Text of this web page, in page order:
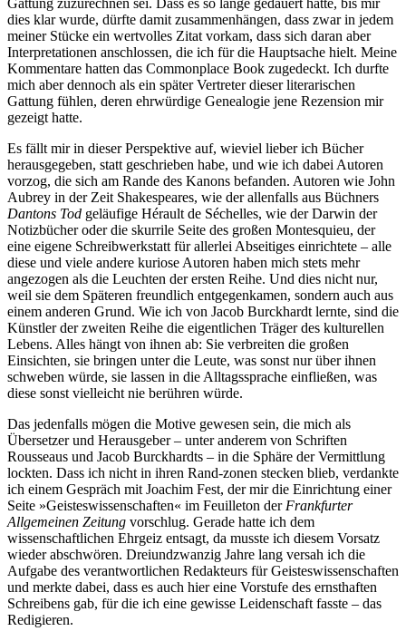
dies klar wurde, dürfte damit zusammenhängen, dass zwar in jedem
meiner Stücke ein wertvolles Zitat vorkam, dass sich daran aber
Interpretationen anschlossen, die ich für die Hauptsache hielt. Meine
Kommentare hatten das Commonplace Book zugedeckt. Ich durfte
mich aber dennoch als ein später Vertreter dieser literarischen
Gattung fühlen, deren ehrwürdige Genealogie jene Rezension mir
gezeigt hatte.
Es fällt mir in dieser Perspektive auf, wieviel lieber ich Bücher
herausgegeben, statt geschrieben habe, und wie ich dabei Autoren
vorzog, die sich am Rande des Kanons befanden. Autoren wie John
Aubrey in der Zeit Shakespeares, wie der allenfalls aus Büchners
Dantons Tod geläufige Hérault de Séchelles, wie der Darwin der
Notizbücher oder die skurrile Seite des großen Montesquieu, der
eine eigene Schreibwerkstatt für allerlei Abseitiges einrichtete – alle
diese und viele andere kuriose Autoren haben mich stets mehr
angezogen als die Leuchten der ersten Reihe. Und dies nicht nur,
weil sie dem Späteren freundlich entgegenkamen, sondern auch aus
einem anderen Grund. Wie ich von Jacob Burckhardt lernte, sind die
Künstler der zweiten Reihe die eigentlichen Träger des kulturellen
Lebens. Alles hängt von ihnen ab: Sie verbreiten die großen
Einsichten, sie bringen unter die Leute, was sonst nur über ihnen
schweben würde, sie lassen in die Alltagssprache einfließen, was
diese sonst vielleicht nie berühren würde.
Das jedenfalls mögen die Motive gewesen sein, die mich als
Übersetzer und Herausgeber – unter anderem von Schriften
Rousseaus und Jacob Burckhardts – in die Sphäre der Vermittlung
lockten. Dass ich nicht in ihren Rand-zonen stecken blieb, verdankte
ich einem Gespräch mit Joachim Fest, der mir die Einrichtung einer
Seite »Geisteswissenschaften« im Feuilleton der Frankfurter
Allgemeinen Zeitung vorschlug. Gerade hatte ich dem
wissenschaftlichen Ehrgeiz entsagt, da musste ich diesem Vorsatz
wieder abschwören. Dreiundzwanzig Jahre lang versah ich die
Aufgabe des verantwortlichen Redakteurs für Geisteswissenschaften
und merkte dabei, dass es auch hier eine Vorstufe des ernsthaften
Schreibens gab, für die ich eine gewisse Leidenschaft fasste – das
Redigieren.